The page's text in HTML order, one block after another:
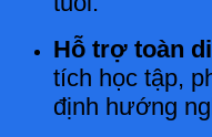
Hỗ trợ toàn
tích học tập,
định hướng